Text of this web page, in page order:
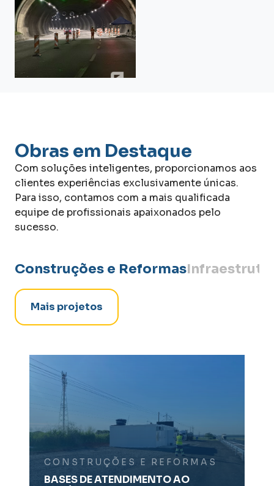
Obras em Destaque
Com soluções inteligentes, proporcionamos aos
clientes experiências exclusivamente únicas.
Para isso, contamos com a mais qualificada
equipe de profissionais apaixonados pelo
sucesso.
Construções e Reformas
Mais projetos
CONSTRUÇÕES E REFORMAS
BASES DE ATENDIMENTO AO